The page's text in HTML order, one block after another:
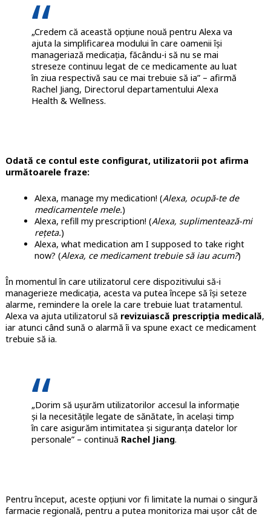
„Credem că această opțiune nouă pentru Alexa va
ajuta la simplificarea modului în care oamenii își
manageriază medicația, făcându-i să nu se mai
streseze continuu legat de ce medicamente au luat
în ziua respectivă sau ce mai trebuie să ia” – afirmă
Rachel Jiang, Directorul departamentului Alexa
Health & Wellness.
Odată ce contul este configurat, utilizatorii pot afirma
următoarele fraze:
Alexa, manage my medication! (Alexa, ocupă-te de
medicamentele mele.)
Alexa, refill my prescription! (Alexa, suplimentează-mi
rețeta.)
Alexa, what medication am I supposed to take right
now? (Alexa, ce medicament trebuie să iau acum?)
În momentul în care utilizatorul cere dispozitivului să-i
managerieze medicația, acesta va putea începe să își seteze
alarme, remindere la orele la care trebuie luat tratamentul.
Alexa va ajuta utilizatorul să revizuiască prescripția medicală,
iar atunci când sună o alarmă îi va spune exact ce medicament
trebuie să ia.
„Dorim să ușurăm utilizatorilor accesul la informație
și la necesitățile legate de sănătate, în același timp
în care asigurăm intimitatea și siguranța datelor lor
personale” – continuă Rachel Jiang.
Pentru început, aceste opțiuni vor fi limitate la numai o singură
farmacie regională, pentru a putea monitoriza mai ușor cât de